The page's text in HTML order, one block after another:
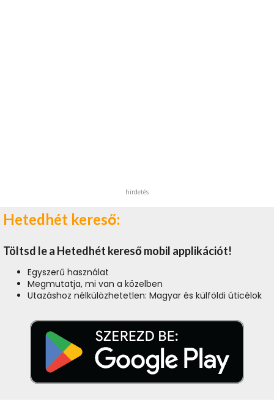
hirdetés
Hetedhét kereső:
Töltsd le a Hetedhét kereső mobil applikációt!
Egyszerű használat
Megmutatja, mi van a közelben
Utazáshoz nélkülözhetetlen: Magyar és külföldi úticélok